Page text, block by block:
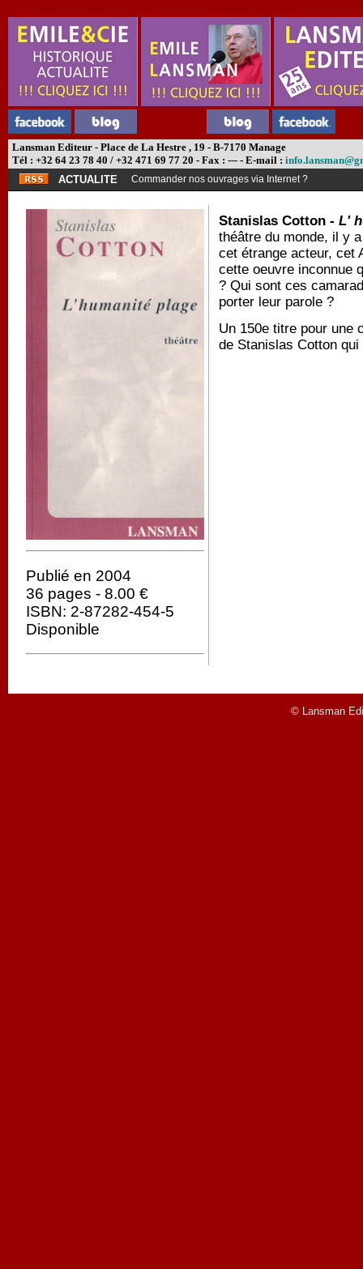
Lansman Editeur - Place de La Hestre , 19 - B-7170 Manage
Tél : +32 64 23 78 40 / +32 471 69 77 20 - Fax : --- - E-mail :
ACTUALITE
Commander nos ouvrages via Internet ?
Publié en 2004
36 pages - 8.00 €
ISBN: 2-87282-454-5
Disponible
Stanislas Cotton - L'
théâtre du monde, il y
cet étrange acteur, cet
cette oeuvre inconnue
? Qui sont ces
porter leur parole ?
Un 150e titre pour une
de Stanislas Cotton
© Lansman